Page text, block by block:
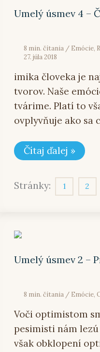
Umelý úsmev 4 –
8 min. čítania/ Emócie,
27. júla 2018
imika človeka je
tvorov. Naše
tvárime. Platí to
ovplyvňuje ako sa
–
Čo
to
na
Čítaj ďalej »
Stránky: 1 2
Umelý úsmev 2 –
8 min. čítania/ Emócie,
Voči optimistom
pesimisti nám lezú
však obklopení
–
Prečo